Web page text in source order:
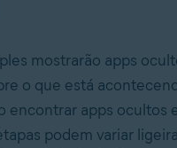
mostrarão apps
o que está
encontrar apps ocultos
podem variar